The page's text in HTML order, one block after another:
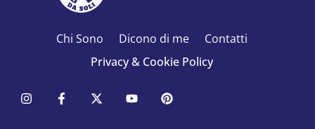
Chi Sono Dicono di me
Contatti
Privacy & Cookie Policy